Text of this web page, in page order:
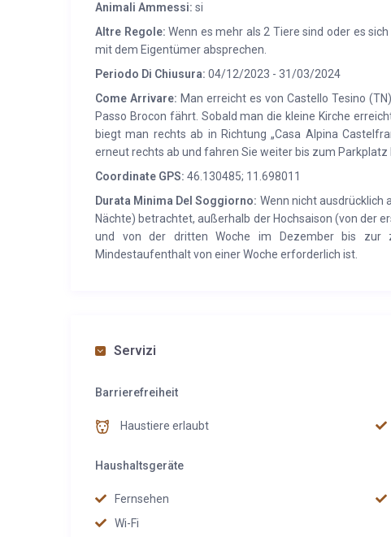
Animali Ammessi: si
Altre Regole: Wenn es mehr als 2 Tiere sind oder es
mit dem Eigentümer absprechen.
Periodo Di Chiusura: 04/12/2023 - 31/03/2024
Come Arrivare: Man erreicht es von Castello Tesino
Passo Brocon fährt. Sobald man die kleine Kirche
biegt man rechts ab in Richtung „Casa Alpina
erneut rechts ab und fahren Sie weiter bis zum Parkplatz
Coordinate GPS: 46.130485; 11.698011
Durata Minima Del Soggiorno: Wenn nicht ausdrücklich
Nächte) betrachtet, außerhalb der Hochsaison (von der
und von der dritten Woche im Dezember bis zur
Mindestaufenthalt von einer Woche erforderlich ist.
Servizi
Barrierefreiheit
Haustiere erlaubt
Haushaltsgeräte
Fernsehen
Wi-Fi